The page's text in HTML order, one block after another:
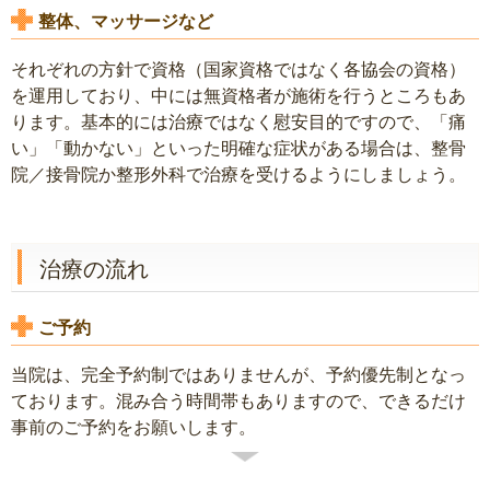
整体、マッサージなど
それぞれの方針で資格（国家資格ではなく各協会の資格）
を運用しており、中には無資格者が施術を行うところもあ
ります。基本的には治療ではなく慰安目的ですので、「痛
い」「動かない」といった明確な症状がある場合は、整骨
院／接骨院か整形外科で治療を受けるようにしましょう。
治療の流れ
ご予約
当院は、完全予約制ではありませんが、予約優先制となっ
ております。混み合う時間帯もありますので、できるだけ
事前のご予約をお願いします。